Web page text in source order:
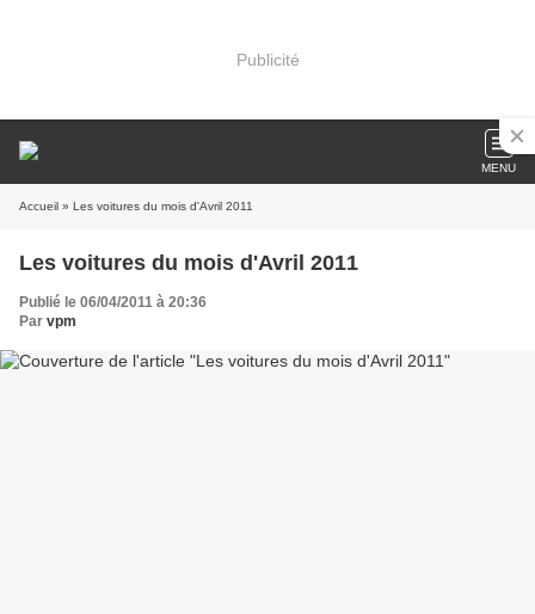
Publicité
MENU
Accueil » Les voitures du mois d'Avril 2011
Les voitures du mois d'Avril 2011
Publié le 06/04/2011 à 20:36
Par vpm